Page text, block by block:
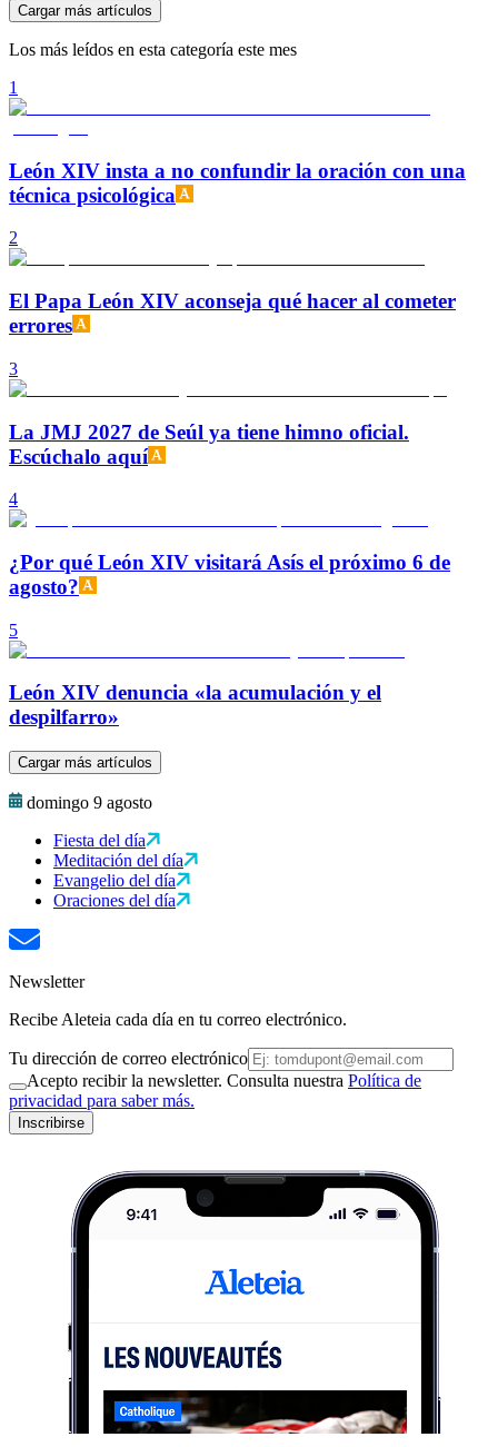
Cargar más artículos
Los más leídos en esta categoría este mes
1
León XIV insta a no confundir la oración con una
técnica psicológica
2
El Papa León XIV aconseja qué hacer al cometer
errores
3
La JMJ 2027 de Seúl ya tiene himno oficial.
Escúchalo aquí
4
¿Por qué León XIV visitará Asís el próximo 6 de
agosto?
5
León XIV denuncia «la acumulación y el
despilfarro»
Cargar más artículos
domingo 9 agosto
Fiesta del día
Meditación del día
Evangelio del día
Oraciones del día
Newsletter
Recibe Aleteia cada día en tu correo electrónico.
Tu dirección de correo electrónico
Acepto recibir la newsletter. Consulta nuestra Política de
privacidad para saber más.
Inscribirse